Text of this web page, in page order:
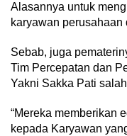
Alasannya untuk
karyawan perusahaan
Sebab, juga
Tim Percepatan dan
Yakni Sakka Pati
“Mereka memberikan
kepada Karyawan